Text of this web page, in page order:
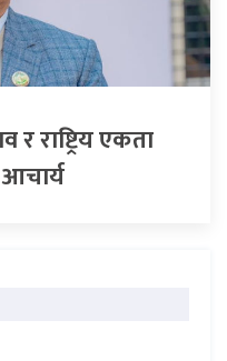
राष्ट्रिय एकता